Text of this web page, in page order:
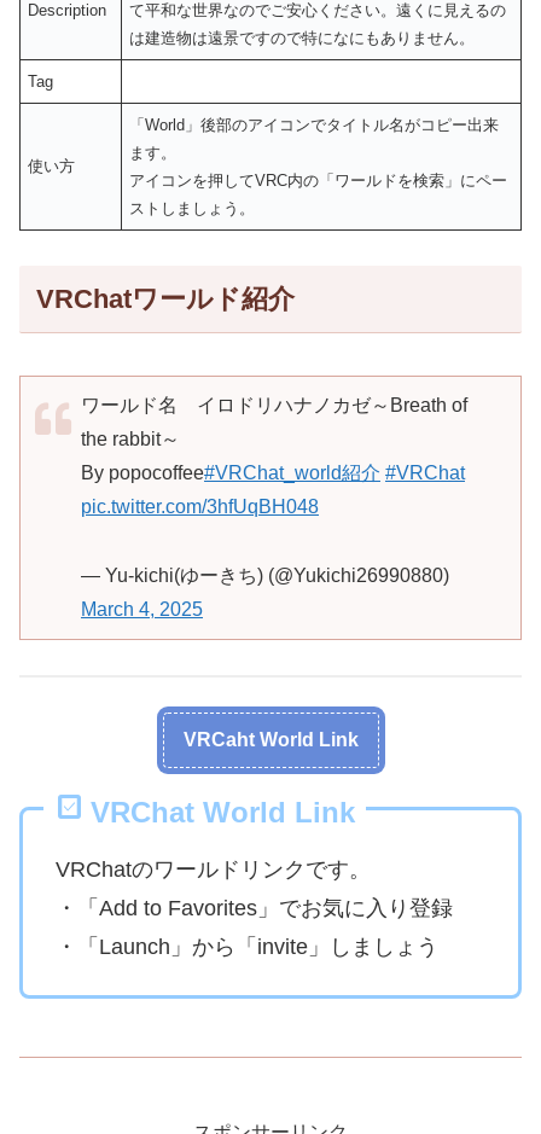
Description
て平和な世界なのでご安心ください。遠くに見えるの
は建造物は遠景ですので特になにもありません。
Tag
使い方
「World」後部のアイコンでタイトル名がコピー出来
ます。
アイコンを押してVRC内の「ワールドを検索」にペー
ストしましょう。
VRChatワールド紹介
ワールド名 イロドリハナノカゼ～Breath of
the rabbit～
By popocoffee#VRChat_world紹介 #VRChat
pic.twitter.com/3hfUqBH048
— Yu-kichi(ゆーきち) (@Yukichi26990880)
March 4, 2025
VRCaht World Link
VRChat World Link
VRChatのワールドリンクです。
・「Add to Favorites」でお気に入り登録
・「Launch」から「invite」しましょう